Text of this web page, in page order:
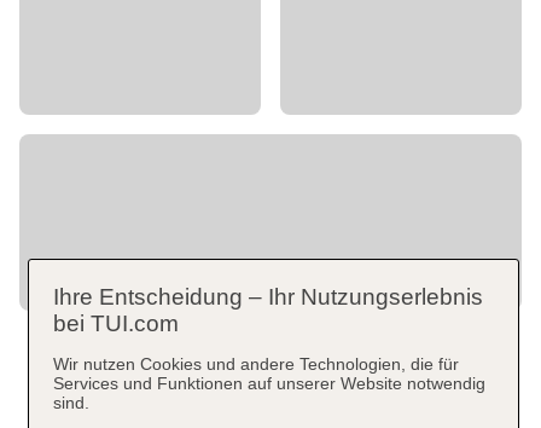
Ihre Entscheidung – Ihr Nutzungserlebnis
bei TUI.com
Wir nutzen Cookies und andere Technologien, die für
Services und Funktionen auf unserer Website notwendig
sind.